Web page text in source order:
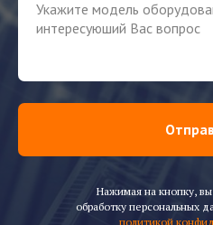
Нажимая на кнопку,
обработку персональных
политикой